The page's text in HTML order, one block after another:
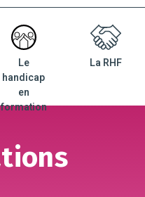
Le
handicap
en
formation
La RHF